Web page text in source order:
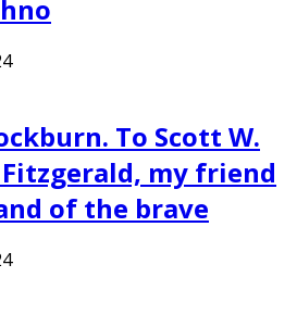
To Scott W.
my friend
of the brave